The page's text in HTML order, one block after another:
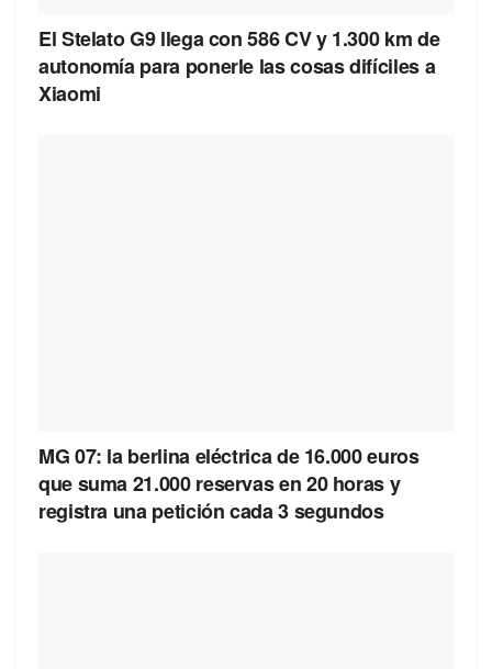
El Stelato G9 llega con 586 CV y 1.300 km de
autonomía para ponerle las cosas difíciles a
Xiaomi
MG 07: la berlina eléctrica de 16.000 euros
que suma 21.000 reservas en 20 horas y
registra una petición cada 3 segundos